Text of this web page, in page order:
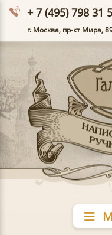
+ 7 (495) 798 31
г. Москва, пр-кт Мира,